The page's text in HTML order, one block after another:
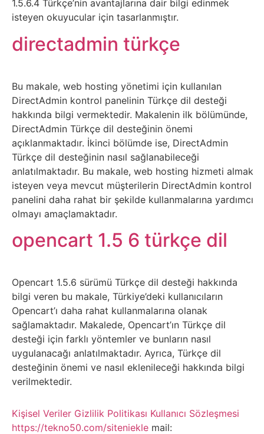
Müzik
Nft
Oyun
Projeler
ve
Fikirler
Psikoloji
Sağlık
Scriptler
Seo
Sigorta
Sinema
Spor
1.5.6.4 Türkçe’nin avantajlarına dair bilgi edinmek
isteyen okuyucular için tasarlanmıştır.
directadmin türkçe
Bu makale, web hosting yönetimi için kullanılan
DirectAdmin kontrol panelinin Türkçe dil desteği
hakkında bilgi vermektedir. Makalenin ilk bölümünde,
DirectAdmin Türkçe dil desteğinin önemi
açıklanmaktadır. İkinci bölümde ise, DirectAdmin
Türkçe dil desteğinin nasıl sağlanabileceği
anlatılmaktadır. Bu makale, web hosting hizmeti almak
isteyen veya mevcut müşterilerin DirectAdmin kontrol
panelini daha rahat bir şekilde kullanmalarına yardımcı
olmayı amaçlamaktadır.
opencart 1.5 6 türkçe dil
Opencart 1.5.6 sürümü Türkçe dil desteği hakkında
bilgi veren bu makale, Türkiye’deki kullanıcıların
Opencart’ı daha rahat kullanmalarına olanak
sağlamaktadır. Makalede, Opencart’ın Türkçe dil
desteği için farklı yöntemler ve bunların nasıl
uygulanacağı anlatılmaktadır. Ayrıca, Türkçe dil
desteğinin önemi ve nasıl eklenileceği hakkında bilgi
verilmektedir.
Kişisel Veriler Gizlilik Politikası Kullanıcı Sözleşmesi
https://tekno50.com/siteniekle mail: